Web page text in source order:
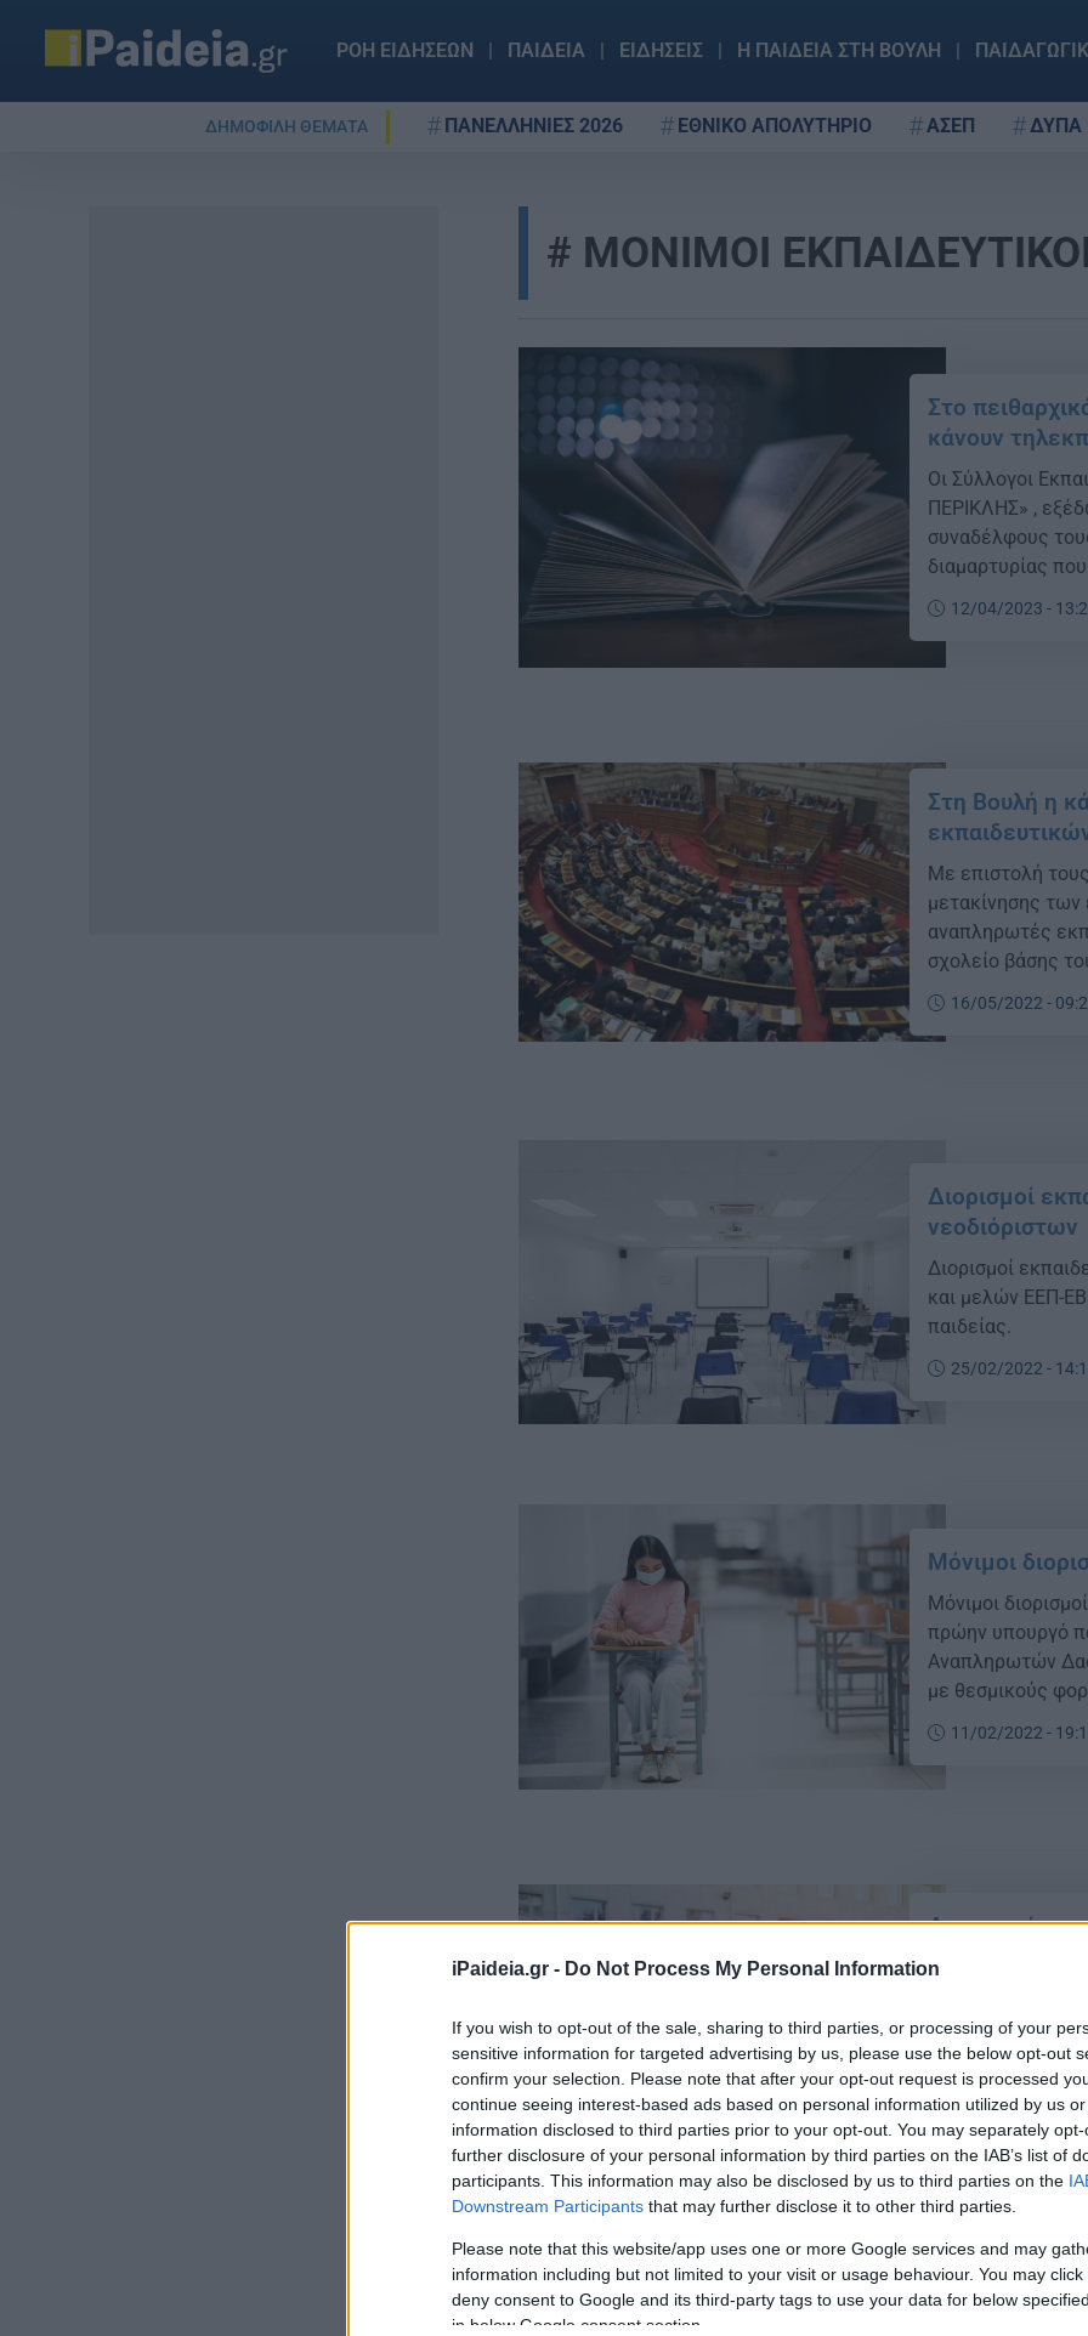
iPaideia.gr - Do Not Process My Personal Information
If you wish to opt-out of the sale, sharing to third parties, or processing of your
sensitive information for targeted advertising by us, please use the below opt-out
confirm your selection. Please note that after your opt-out request is processed
continue seeing interest-based ads based on personal information utilized by us
information disclosed to third parties prior to your opt-out. You may separately
further disclosure of your personal information by third parties on the IAB’s list of
participants. This information may also be disclosed by us to third parties on the
Downstream Participants that may further disclose it to other third parties.
Please note that this website/app uses one or more Google services and may
information including but not limited to your visit or usage behaviour. You may
deny consent to Google and its third-party tags to use your data for below
in below Google consent section.
ΡΟΗ ΕΙΔΗΣΕΩΝ ΠΑΙΔΕΙΑ ΕΙΔΗΣΕΙΣ Η ΠΑΙΔΕΙΑ ΣΤΗ ΒΟΥΛΗ
ΔΗΜΟΦΙΛΗ ΘΕΜΑΤΑ ΠΑΝΕΛΛΗΝΙΕΣ 2026 ΕΘΝΙΚΟ ΑΠΟΛΥΤΗΡΙΟ ΑΣΕΠ ΔΥΠΑ
ΜΟΝΙΜΟΙ
Στο
κάνουν
Οι Σύλλογοι
ΠΕΡΙΚΛΗΣ» ,
συναδέλφους
διαμαρτυρίας
Διεύθυνσης Π.Ε.
μονάδων ήταν να
12/04/2023 -
Στη Βουλή η
Με επιστολή
μετακίνησης των
αναπληρωτές
σχολείο βάσης
αιτούνται
Περίοδος: Γ’
16/05/2022 -
Διορισμοί
νεοδιόριστων
Διορισμοί
και μελών ΕΕΠ-
παιδείας.
25/02/2022 -
Μόνιμοι
Μόνιμοι
πρώην υπουργό
Αναπληρωτών
με θεσμικούς
τους
διορισμών,
11/02/2022 -
Διορισμοί
διορισμούς
Διορισμοί
κατάταξης
ΔΕ01 και ΔΕ02
Ξεκινώντας από
συγκεκριμένα)
εκπαιδευτικών
Εκπαίδευσης
22/11/2021 -
Μόνιμοι